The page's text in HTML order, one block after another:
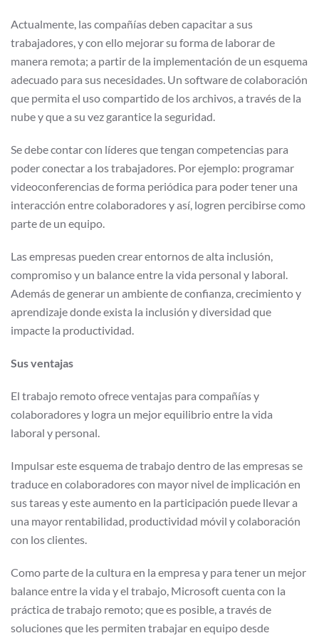
Actualmente, las compañías deben capacitar a sus
trabajadores, y con ello mejorar su forma de laborar de
manera remota; a partir de la implementación de un esquema
adecuado para sus necesidades. Un software de colaboración
que permita el uso compartido de los archivos, a través de la
nube y que a su vez garantice la seguridad.
Se debe contar con líderes que tengan competencias para
poder conectar a los trabajadores. Por ejemplo: programar
videoconferencias de forma periódica para poder tener una
interacción entre colaboradores y así, logren percibirse como
parte de un equipo.
Las empresas pueden crear entornos de alta inclusión,
compromiso y un balance entre la vida personal y laboral.
Además de generar un ambiente de confianza, crecimiento y
aprendizaje donde exista la inclusión y diversidad que
impacte la productividad.
Sus ventajas
El trabajo remoto ofrece ventajas para compañías y
colaboradores y logra un mejor equilibrio entre la vida
laboral y personal.
Impulsar este esquema de trabajo dentro de las empresas se
traduce en colaboradores con mayor nivel de implicación en
sus tareas y este aumento en la participación puede llevar a
una mayor rentabilidad, productividad móvil y colaboración
con los clientes.
Como parte de la cultura en la empresa y para tener un mejor
balance entre la vida y el trabajo, Microsoft cuenta con la
práctica de trabajo remoto; que es posible, a través de
soluciones que les permiten trabajar en equipo desde